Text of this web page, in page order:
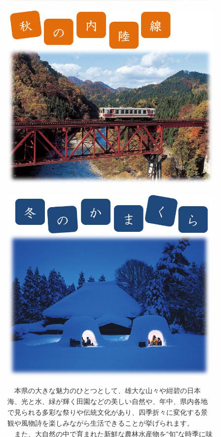
本県の大きな魅力のひとつとして、雄大な山々や紺碧の日本
海、光と水、緑が輝く田園などの美しい自然や、年中、県内各地
で見られる多彩な祭りや伝統文化があり、四季折々に変化する景
観や風物詩を楽しみながら生活できることが挙げられます。
また、大自然の中で育まれた新鮮な農林水産物を“旬”な時季に味